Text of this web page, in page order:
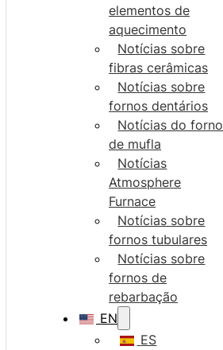
elementos de
aquecimento
Notícias sobre
fibras cerâmicas
Notícias sobre
fornos dentários
Notícias do forno
de mufla
Notícias
Atmosphere
Furnace
Notícias sobre
fornos tubulares
Notícias sobre
fornos de
rebarbação
EN
ES